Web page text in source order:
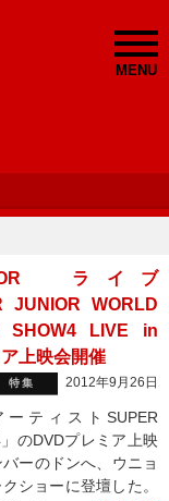
MENU
ライブ
JUNIOR WORLD
SHOW4 LIVE in
上映会開催
特集 2012年9月26日
ティストSUPER
のDVDプレミア上映
ーのドンへ、ウニョ
ショーに登壇した。